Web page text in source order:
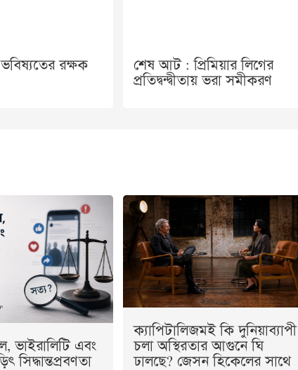
ভবিষ্যতের রক্ষক
শেষ আট : প্রিমিয়ার লিগের
প্রতিদ্বন্দ্বীতায় ভরা সমীকরণ
ভাইরালিটি এবং
সিদ্ধান্তপ্রবণতা
ক্যাপিটালিজমই কি দুনিয়াব্যাপী
চলা অস্থিরতার আগুনে ঘি
ঢালছে? জেসন হিকেলের সাথে